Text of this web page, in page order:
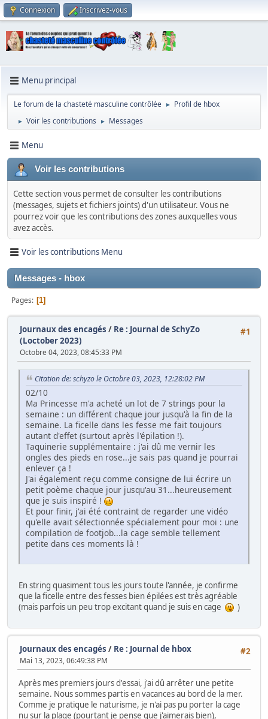
Connexion Inscrivez-vous
Menu principal
Le forum de la chasteté masculine contrôlée ► Profil de hbox
► Voir les contributions ► Messages
Menu
Voir les contributions
Cette section vous permet de consulter les contributions
(messages, sujets et fichiers joints) d'un utilisateur. Vous ne
pourrez voir que les contributions des zones auxquelles vous
avez accès.
Voir les contributions Menu
Messages - hbox
Pages 1
#1
Journaux des encagés / Re : Journal de SchyZo
(Loctober 2023)
Octobre 04, 2023, 08:45:33 PM
Citation de: schyzo le Octobre 03, 2023, 12:28:02 PM
02/10
Ma Princesse m'a acheté un lot de 7 strings pour la
semaine : un différent chaque jour jusqu'à la fin de la
semaine. La ficelle dans les fesse me fait toujours
autant d'effet (surtout après l'épilation !).
Taquinerie supplémentaire : j'ai dû me vernir les
ongles des pieds en rose...je sais pas quand je pourrai
enlever ça !
J'ai également reçu comme consigne de lui écrire un
petit poème chaque jour jusqu'au 31...heureusement
que je suis inspiré !
Et pour finir, j'ai été contraint de regarder une vidéo
qu'elle avait sélectionnée spécialement pour moi : une
compilation de footjob...la cage semble tellement
petite dans ces moments là !
En string quasiment tous les jours toute l'année, je confirme
que la ficelle entre des fesses bien épilées est très agréable
(mais parfois un peu trop excitant quand je suis en cage
)
#2
Journaux des encagés / Re : Journal de hbox
Mai 13, 2023, 06:49:38 PM
Après mes premiers jours d'essai, j'ai dû arrêter une petite
semaine. Nous sommes partis en vacances au bord de la mer.
Comme je pratique le naturisme, je n'ai pas pu porter la cage
nu sur la plage (pourtant je pense que j'aimerais bien),